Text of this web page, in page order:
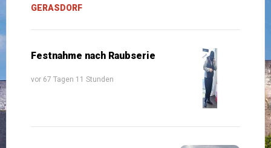
GERASDORF
Festnahme nach Raubserie
vor 67 Tagen 11 Stunden